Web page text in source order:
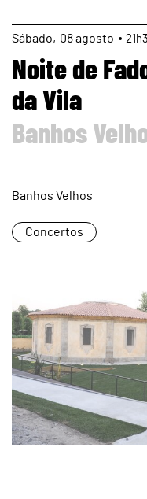
page
08agosto
Sábado
Noite de
da Vila
Banhos
Banhos Velhos
Concertos